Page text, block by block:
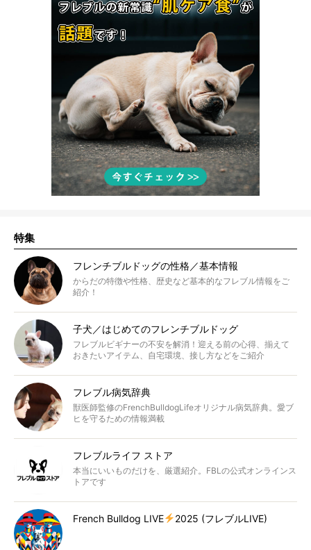
特集
フレンチブルドッグの性格／基本情報
からだの特徴や性格、歴史など基本的なフレブル情報をご
紹介！
子犬／はじめてのフレンチブルドッグ
フレブルビギナーの不安を解消！迎える前の心得、揃えて
おきたいアイテム、自宅環境、接し方などをご紹介
フレブル病気辞典
獣医師監修のFrenchBulldogLifeオリジナル病気辞典。愛ブ
ヒを守るための情報満載
フレブルライフ ストア
本当にいいものだけを、厳選紹介。FBLの公式オンラインス
トアです
French Bulldog LIVE 2025 (フレブルLIVE)